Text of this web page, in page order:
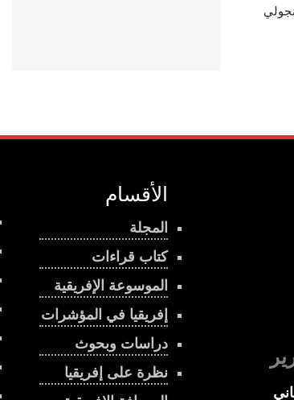
الكونجولي
الأقسام
المجلة
كتاب قراءات
الموسوعة الإفريقية
إفريقيا في المؤشرات
دراسات وبحوث
نظرة على إفريقيا